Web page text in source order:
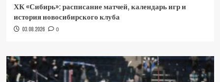
ХК «Сибирь»: расписание матчей, календарь игр и
история новосибирского клуба
03.08.2026 0